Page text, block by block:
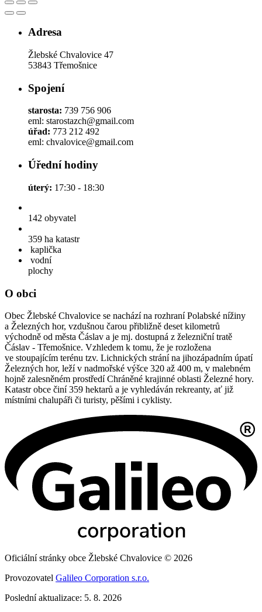
Adresa
Žlebské Chvalovice 47
53843 Třemošnice
Spojení
starosta: 739 756 906
eml: starostazch@gmail.com
úřad: 773 212 492
eml: chvalovice@gmail.com
Úřední hodiny
úterý: 17:30 - 18:30
142 obyvatel
359 ha katastr
kaplička
vodní
plochy
O obci
Obec Žlebské Chvalovice se nachází na rozhraní Polabské nížiny
a Železných hor, vzdušnou čarou přibližně deset kilometrů
východně od města Čáslav a je mj. dostupná z železniční tratě
Čáslav - Třemošnice. Vzhledem k tomu, že je rozložena
ve stoupajícím terénu tzv. Lichnických strání na jihozápadním úpatí
Železných hor, leží v nadmořské výšce 320 až 400 m, v malebném
hojně zalesněném prostředí Chráněné krajinné oblasti Železné hory.
Katastr obce činí 359 hektarů a je vyhledáván rekreanty, ať již
místními chalupáři či turisty, pěšími i cyklisty.
Oficiální stránky obce Žlebské Chvalovice © 2026
Provozovatel Galileo Corporation s.r.o.
Poslední aktualizace: 5. 8. 2026